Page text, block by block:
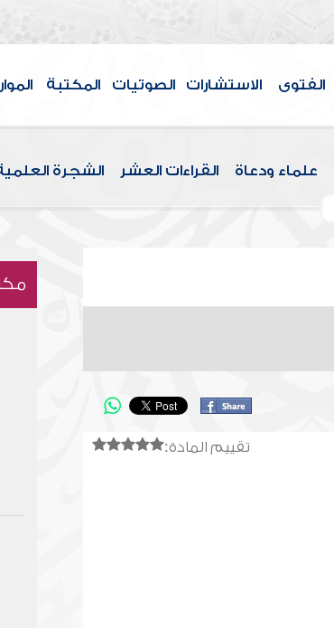
الفتوى الاستشارات الصوتيات المكتبة
علماء ودعاة القراءات العشر الشجرة
تقييم المادة: